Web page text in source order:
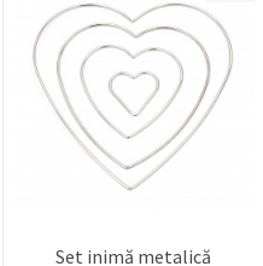
Set inimă metalică